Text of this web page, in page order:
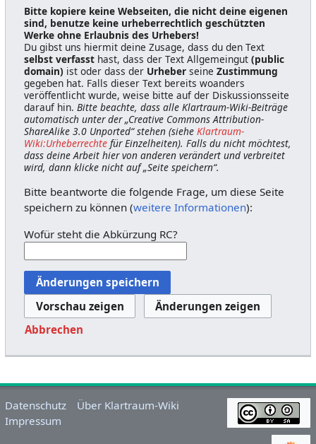
Bitte kopiere keine Webseiten, die nicht deine eigenen
sind, benutze keine urheberrechtlich geschützten
Werke ohne Erlaubnis des Urhebers!
Du gibst uns hiermit deine Zusage, dass du den Text
selbst verfasst hast, dass der Text Allgemeingut(public
domain) ist oder dass der Urheber seineZustimmung
gegeben hat. Falls dieser Text bereits woanders
veröffentlicht wurde, weise bitte auf der Diskussionsseite
darauf hin.Bitte beachte, dass alle Klartraum-Wiki-Beiträge
automatisch unter der „Creative Commons Attribution-
ShareAlike 3.0 Unported“ stehen (sieheKlartraum-
Wiki:Urheberrechte für Einzelheiten). Falls du nicht möchtest,
dass deine Arbeit hier von anderen verändert und verbreitet
wird, dann klicke nicht auf „Seite speichern“.
Bitte beantworte die folgende Frage, um diese Seite
speichern zu können (weitere Informationen):
Wofür steht die Abkürzung RC?
Abbrechen
Datenschutz
Über Klartraum-Wiki
Impressum